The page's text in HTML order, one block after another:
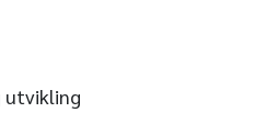
utvikling